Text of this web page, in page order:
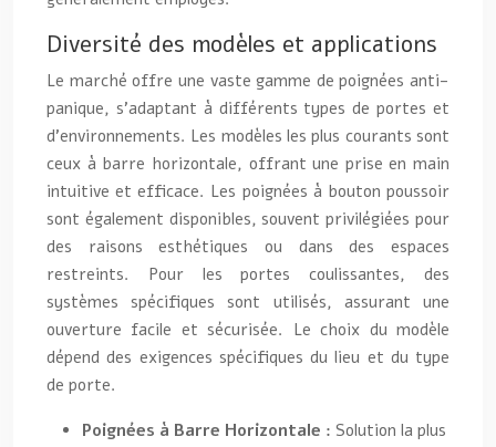
Diversité des modèles et applications
Le marché offre une vaste gamme de poignées anti-
panique, s’adaptant à différents types de portes et
d’environnements. Les modèles les plus courants sont
ceux à barre horizontale, offrant une prise en main
intuitive et efficace. Les poignées à bouton poussoir
sont également disponibles, souvent privilégiées pour
des raisons esthétiques ou dans des espaces
restreints. Pour les portes coulissantes, des
systèmes spécifiques sont utilisés, assurant une
ouverture facile et sécurisée. Le choix du modèle
dépend des exigences spécifiques du lieu et du type
de porte.
Poignées à Barre Horizontale : Solution la plus